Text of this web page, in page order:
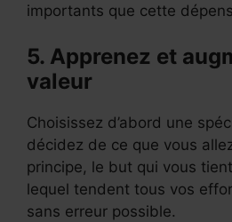
importants que cette
5. Apprenez et
valeur
Choisissez d’abord une
décidez de ce que vous
principe, le but qui vous
lequel tendent tous vos
sans erreur possible.